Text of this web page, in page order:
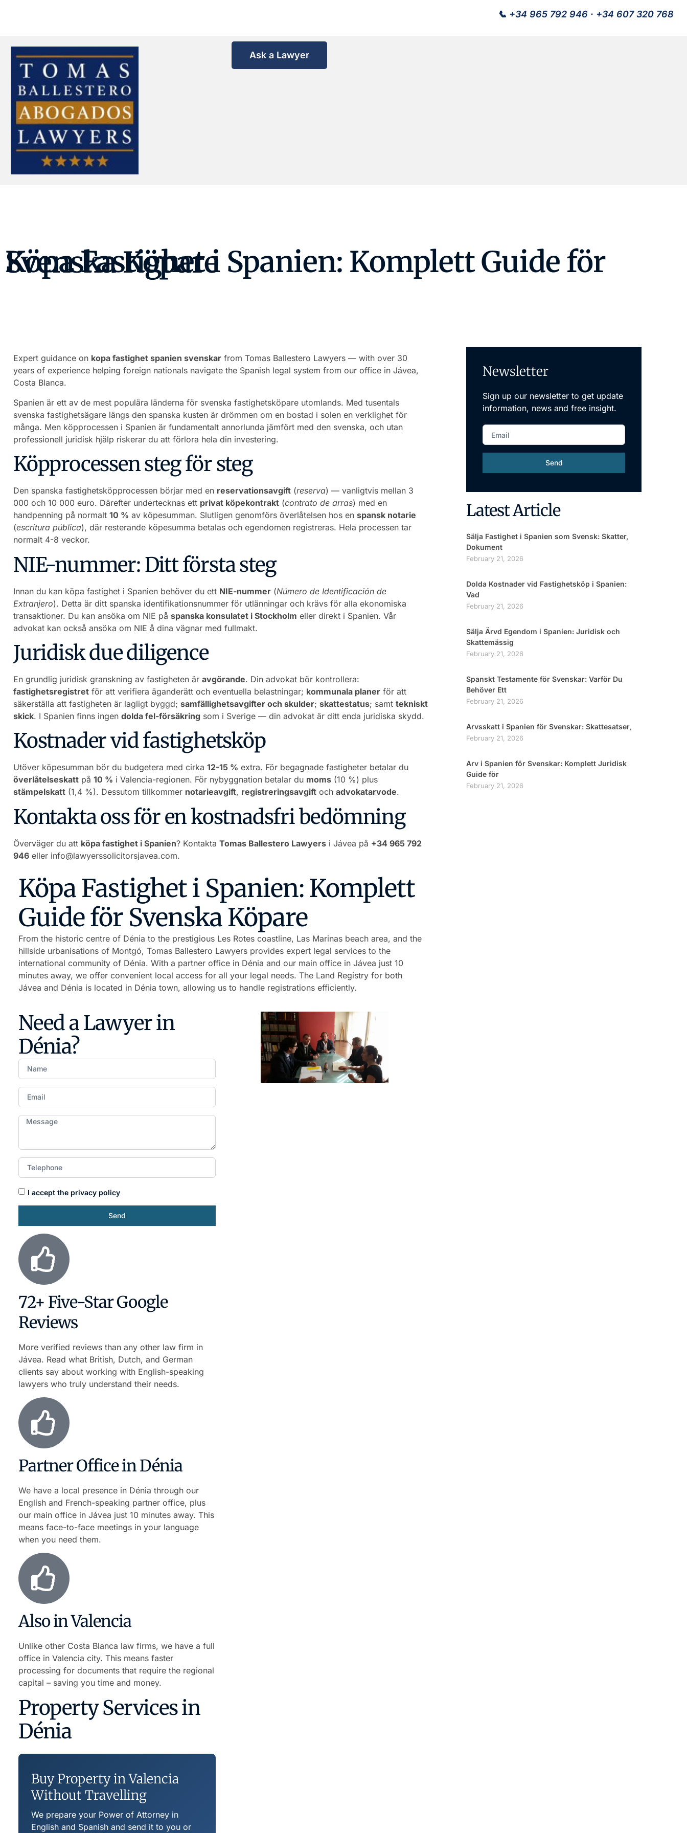
📞 +34 965 792 946 · +34 607 320 768
Ask a Lawyer
Köpa Fastighet i Spanien: Komplett Guide för Svenska Köpare
Expert guidance on kopa fastighet spanien svenskar from Tomas Ballestero Lawyers — with over 30
years of experience helping foreign nationals navigate the Spanish legal system from our office in Jávea,
Costa Blanca.
Spanien är ett av de mest populära länderna för svenska fastighetsköpare utomlands. Med tusentals
svenska fastighetsägare längs den spanska kusten är drömmen om en bostad i solen en verklighet för
många. Men köpprocessen i Spanien är fundamentalt annorlunda jämfört med den svenska, och utan
professionell juridisk hjälp riskerar du att förlora hela din investering.
Köpprocessen steg för steg
Den spanska fastighetsköpprocessen börjar med en reservationsavgift (reserva) — vanligtvis mellan 3
000 och 10 000 euro. Därefter undertecknas ett privat köpekontrakt (contrato de arras) med en
handpenning på normalt 10 % av köpesumman. Slutligen genomförs överlåtelsen hos en spansk notarie
(escritura pública), där resterande köpesumma betalas och egendomen registreras. Hela processen tar
normalt 4-8 veckor.
NIE-nummer: Ditt första steg
Innan du kan köpa fastighet i Spanien behöver du ett NIE-nummer (Número de Identificación de
Extranjero). Detta är ditt spanska identifikationsnummer för utlänningar och krävs för alla ekonomiska
transaktioner. Du kan ansöka om NIE på spanska konsulatet i Stockholm eller direkt i Spanien. Vår
advokat kan också ansöka om NIE å dina vägnar med fullmakt.
Juridisk due diligence
En grundlig juridisk granskning av fastigheten är avgörande. Din advokat bör kontrollera:
fastighetsregistret för att verifiera äganderätt och eventuella belastningar; kommunala planer för att
säkerställa att fastigheten är lagligt byggd; samfällighetsavgifter och skulder; skattestatus; samt tekniskt
skick. I Spanien finns ingen dolda fel-försäkring som i Sverige — din advokat är ditt enda juridiska skydd.
Kostnader vid fastighetsköp
Utöver köpesumman bör du budgetera med cirka 12-15 % extra. För begagnade fastigheter betalar du
överlåtelseskatt på 10 % i Valencia-regionen. För nybyggnation betalar du moms (10 %) plus
stämpelskatt (1,4 %). Dessutom tillkommer notarieavgift, registreringsavgift och advokatarvode.
Kontakta oss för en kostnadsfri bedömning
Överväger du att köpa fastighet i Spanien? Kontakta Tomas Ballestero Lawyers i Jávea på +34 965 792
946 eller info@lawyerssolicitorsjavea.com.
Köpa Fastighet i Spanien: Komplett
Guide för Svenska Köpare
From the historic centre of Dénia to the prestigious Les Rotes coastline, Las Marinas beach area, and the
hillside urbanisations of Montgó, Tomas Ballestero Lawyers provides expert legal services to the
international community of Dénia. With a partner office in Dénia and our main office in Jávea just 10
minutes away, we offer convenient local access for all your legal needs. The Land Registry for both
Jávea and Dénia is located in Dénia town, allowing us to handle registrations efficiently.
Need a Lawyer in
Dénia?
I accept the privacy policy
Send
72+ Five-Star Google
Reviews
More verified reviews than any other law firm in
Jávea. Read what British, Dutch, and German
clients say about working with English-speaking
lawyers who truly understand their needs.
Partner Office in Dénia
We have a local presence in Dénia through our
English and French-speaking partner office, plus
our main office in Jávea just 10 minutes away. This
means face-to-face meetings in your language
when you need them.
Also in Valencia
Unlike other Costa Blanca law firms, we have a full
office in Valencia city. This means faster
processing for documents that require the regional
capital – saving you time and money.
Property Services in
Dénia
Buy Property in Valencia
Without Travelling
We prepare your Power of Attorney in
English and Spanish and send it to you or
Newsletter
Sign up our newsletter to get update
information, news and free insight.
Send
Latest Article
Sälja Fastighet i Spanien som Svensk: Skatter,
Dokument
February 21, 2026
Dolda Kostnader vid Fastighetsköp i Spanien:
Vad
February 21, 2026
Sälja Ärvd Egendom i Spanien: Juridisk och
Skattemässig
February 21, 2026
Spanskt Testamente för Svenskar: Varför Du
Behöver Ett
February 21, 2026
Arvsskatt i Spanien för Svenskar: Skattesatser,
February 21, 2026
Arv i Spanien för Svenskar: Komplett Juridisk
Guide för
February 21, 2026